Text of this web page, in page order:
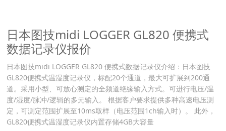
日本图技midi LOGGER GL820 便携式
数据记录仪报价
日本图技midi LOGGER GL820 便携式数据记录仪介绍：日本图技
GL820便携式温湿度记录仪，标配20个通道，最大可扩展到200通
道。采用小型、可放心测定的全频道绝缘输入方式。可进行电压/温
度/湿度/脉冲/逻辑的多元输入。 根据客户要求提供多种高速电压测
定，可测定范围扩展至10ms取样（电压范围1ch输入时）。 此外，
GL820便携式温湿度记录仪内置存储4GB大容量